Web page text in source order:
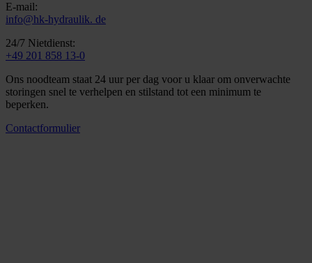
E-mail:
info@hk-hydraulik. de
24/7 Nietdienst:
+49 201 858 13-0
Ons noodteam staat 24 uur per dag voor u klaar om onverwachte
storingen snel te verhelpen en stilstand tot een minimum te
beperken.
Contactformulier